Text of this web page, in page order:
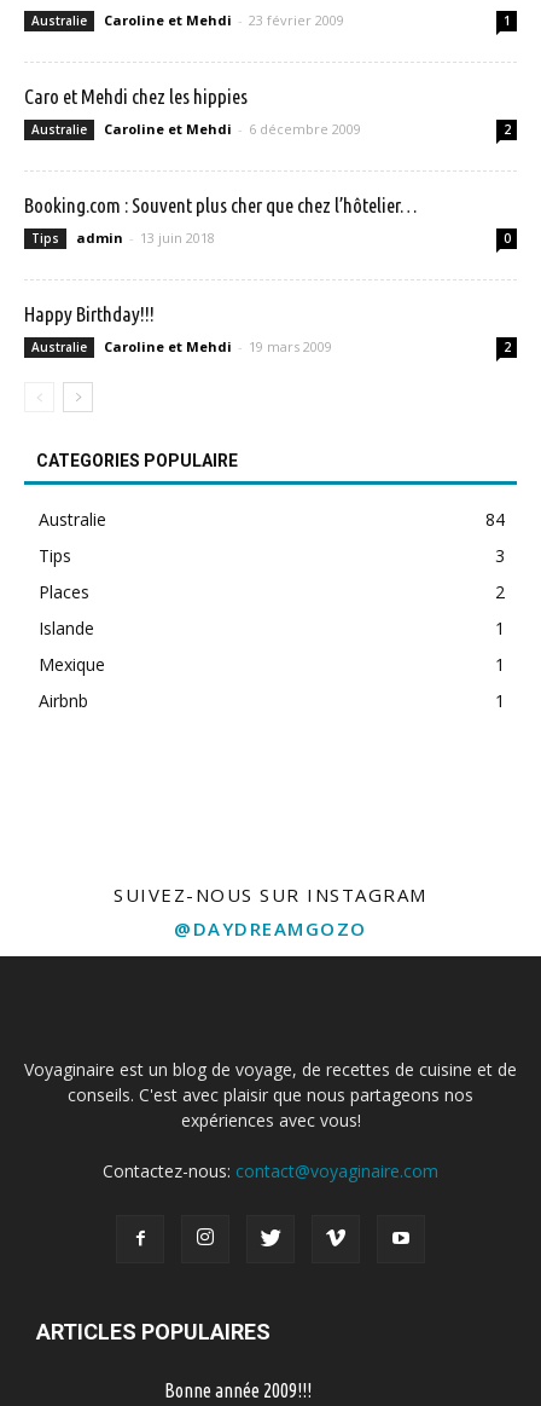
Australie Caroline et Mehdi - 23 février 2009 1
Caro et Mehdi chez les hippies
Australie Caroline et Mehdi - 6 décembre 2009 2
Booking.com : Souvent plus cher que chez l’hôtelier…
Tips admin - 13 juin 2018 0
Happy Birthday!!!
Australie Caroline et Mehdi - 19 mars 2009 2
CATEGORIES POPULAIRE
Australie
84
Tips
3
Places
2
Islande
1
Mexique
1
Airbnb
1
SUIVEZ-NOUS SUR INSTAGRAM
@DAYDREAMGOZO
Voyaginaire est un blog de voyage, de recettes de cuisine et de
conseils. C'est avec plaisir que nous partageons nos
expériences avec vous!
Contactez-nous: contact@voyaginaire.com
ARTICLES POPULAIRES
Bonne année 2009!!!